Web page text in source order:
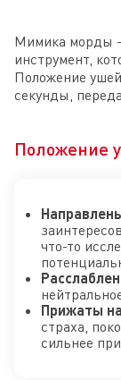
Мимика морды
инструмент,
Положение
секунды,
Положение
что-то
Прижаты
страха,
сильнее